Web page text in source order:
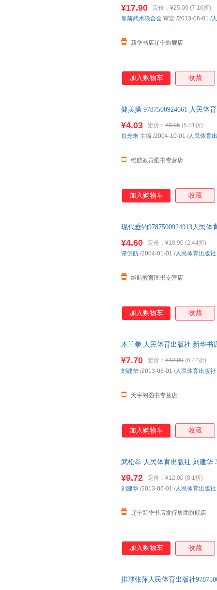
¥17.90 定价： ¥25.00 (7.16折)
新华书店辽宁旗舰店
靠前武术联合会 审定 /2013-06-01 /
加入购物车 收藏
健美操 9787500924661 人民体
¥4.03 定价： ¥8.05 (5.01折)
维航教育图书专营店
肖光来 主编 /2004-10-01 /人民体育
加入购物车 收藏
现代垂钓9787500924913人民
¥4.60 定价： ¥18.90 (2.44折)
维航教育图书专营店
谭佛航 /2004-01-01 /人民体育出版社
加入购物车 收藏
木兰拳 人民体育出版社 新华书
¥7.70 定价： ¥12.00 (6.42折)
天宇阁图书专营店
刘建华 /2013-06-01 /人民体育出版社
加入购物车 收藏
武松拳 人民体育出版社 刘建华
¥9.72 定价： ¥12.00 (8.1折)
辽宁新华书店发行集团旗舰店
刘建华 /2013-06-01 /人民体育出版社
加入购物车 收藏
排球张萍人民体育出版社